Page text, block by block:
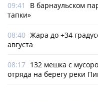
09:41
В барнаульском
тапки»
08:40 Жара до +34
августа
08:17 132 мешка с
отряда на берегу реки